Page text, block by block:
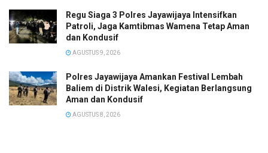
Regu Siaga 3 Polres Jayawijaya Intensifkan
Patroli, Jaga Kamtibmas Wamena Tetap Aman
dan Kondusif
AGUSTUS 9, 2026
Polres Jayawijaya Amankan Festival Lembah
Baliem di Distrik Walesi, Kegiatan Berlangsung
Aman dan Kondusif
AGUSTUS 8, 2026